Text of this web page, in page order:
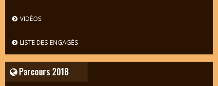
VIDÉOS
LISTE DES ENGAGÉS
Parcours 2018